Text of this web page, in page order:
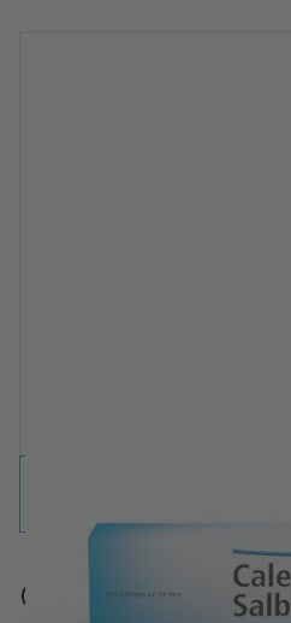
Calendula-Salbe-